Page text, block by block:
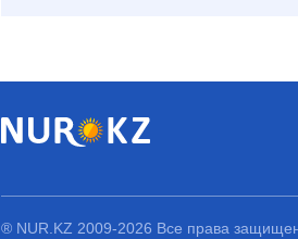
® NUR.KZ 2009-2026 Все права